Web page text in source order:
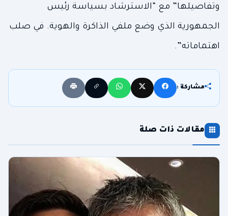
وتفاصيلها” مع “الاسترشاد بسياسة رئيس
الجمهورية الذي وضع ملفي الذاكرة والهوية. في صلب
اهتماماته”.
مشاركة :
مقالات ذات صلة